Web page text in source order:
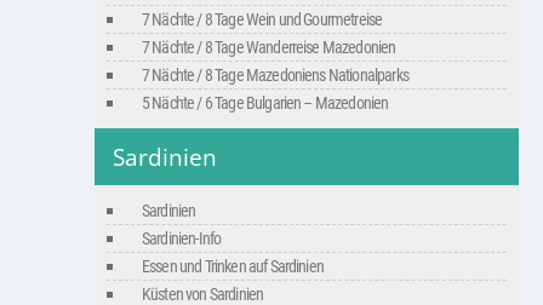
7 Nächte / 8 Tage Wein und Gourmetreise
7 Nächte / 8 Tage Wanderreise Mazedonien
7 Nächte / 8 Tage Mazedoniens Nationalparks
5 Nächte / 6 Tage Bulgarien – Mazedonien
Sardinien
Sardinien
Sardinien-Info
Essen und Trinken auf Sardinien
Küsten von Sardinien